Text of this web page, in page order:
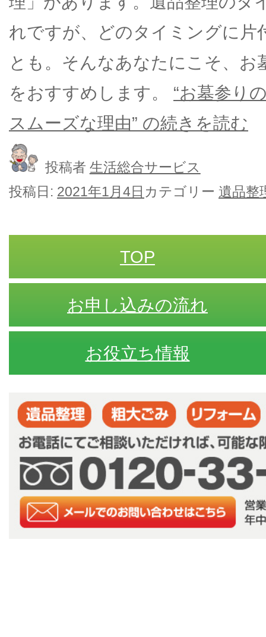
れですが、どのタイミングに
とも。そんなあなたにこそ、
をおすすめします。 “お墓参り
スムーズな理由” の続きを読む
投稿者 生活総合サービス
投稿日: 2021年1月4日 カテゴリー 遺品整
TOP
お申し込みの流れ
お役立ち情報